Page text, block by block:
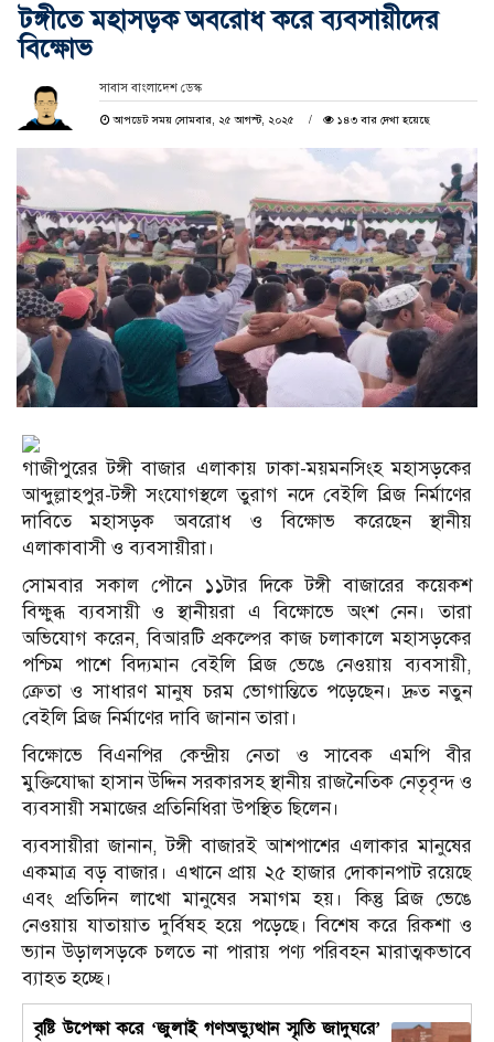
টঙ্গীতে মহাসড়ক অবরোধ করে ব্যবসায়ীদের
বিক্ষোভ
সাবাস বাংলাদেশ ডেস্ক
আপডেট সময় সোমবার, ২৫ আগস্ট, ২০২৫ ১৪৩ বার দেখা হয়েছে
গাজীপুরের টঙ্গী বাজার এলাকায় ঢাকা-ময়মনসিংহ মহাসড়কের
আব্দুল্লাহপুর-টঙ্গী সংযোগস্থলে তুরাগ নদে বেইলি ব্রিজ নির্মাণের
দাবিতে মহাসড়ক অবরোধ ও বিক্ষোভ করেছেন স্থানীয়
এলাকাবাসী ও ব্যবসায়ীরা।
সোমবার সকাল পৌনে ১১টার দিকে টঙ্গী বাজারের কয়েকশ
বিক্ষুব্ধ ব্যবসায়ী ও স্থানীয়রা এ বিক্ষোভে অংশ নেন। তারা
অভিযোগ করেন, বিআরটি প্রকল্পের কাজ চলাকালে মহাসড়কের
পশ্চিম পাশে বিদ্যমান বেইলি ব্রিজ ভেঙে নেওয়ায় ব্যবসায়ী,
ক্রেতা ও সাধারণ মানুষ চরম ভোগান্তিতে পড়েছেন। দ্রুত নতুন
বেইলি ব্রিজ নির্মাণের দাবি জানান তারা।
বিক্ষোভে বিএনপির কেন্দ্রীয় নেতা ও সাবেক এমপি বীর
মুক্তিযোদ্ধা হাসান উদ্দিন সরকারসহ স্থানীয় রাজনৈতিক নেতৃবৃন্দ ও
ব্যবসায়ী সমাজের প্রতিনিধিরা উপস্থিত ছিলেন।
ব্যবসায়ীরা জানান, টঙ্গী বাজারই আশপাশের এলাকার মানুষের
একমাত্র বড় বাজার। এখানে প্রায় ২৫ হাজার দোকানপাট রয়েছে
এবং প্রতিদিন লাখো মানুষের সমাগম হয়। কিন্তু ব্রিজ ভেঙে
নেওয়ায় যাতায়াত দুর্বিষহ হয়ে পড়েছে। বিশেষ করে রিকশা ও
ভ্যান উড়ালসড়কে চলতে না পারায় পণ্য পরিবহন মারাত্মকভাবে
ব্যাহত হচ্ছে।
বৃষ্টি উপেক্ষা করে ‘জুলাই গণঅভ্যুত্থান স্মৃতি জাদুঘরে’